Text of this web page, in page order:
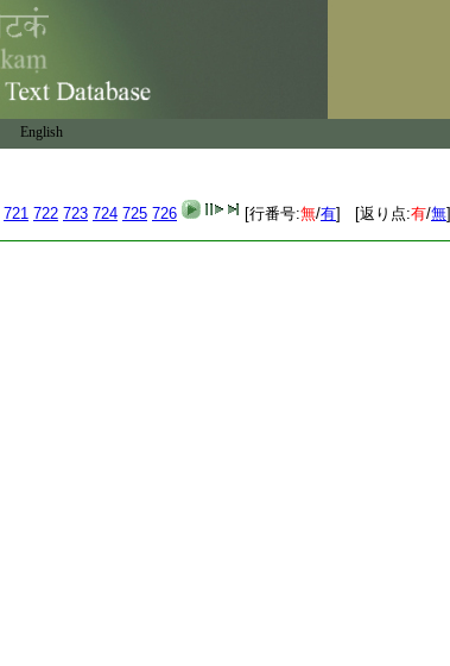
English
721 722 723 724 725 726 [行番号:無/有] [返り点:有/無]